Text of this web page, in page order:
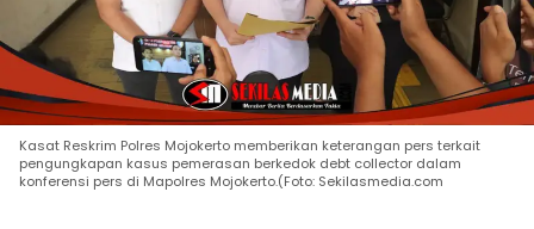
Kasat Reskrim Polres Mojokerto memberikan keterangan pers terkait
pengungkapan kasus pemerasan berkedok debt collector dalam
konferensi pers di Mapolres Mojokerto.(Foto: Sekilasmedia.com